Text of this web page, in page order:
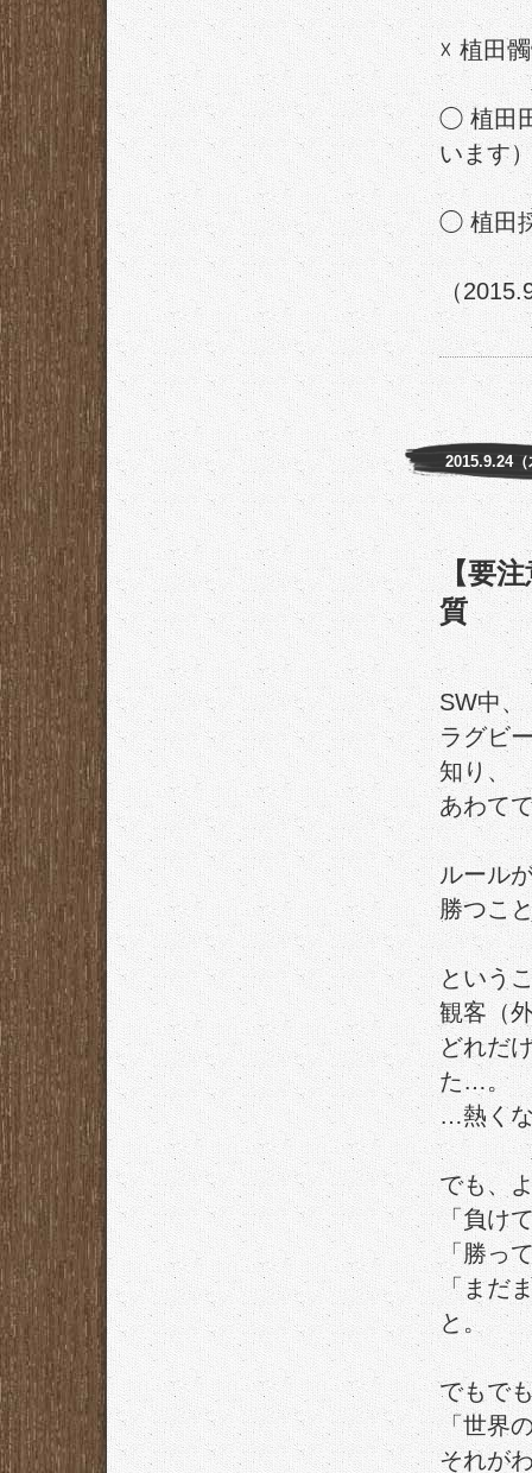
☓ 植田
◯ 植田
います
◯ 植田
（
2015.9.24（
【要
質
SW中、
ラグビ
知り、
あわて
ルール
勝つこ
という
観客（
どれだ
た…。
…熱く
でも、
「負け
「勝っ
「まだ
と。
でもで
「世界
それが